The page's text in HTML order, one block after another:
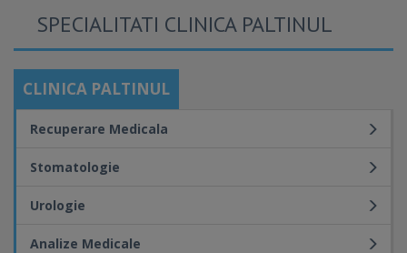
SPECIALITATI CLINICA PALTINUL
CLINICA PALTINUL
Recuperare Medicala
Stomatologie
Urologie
Analize Medicale